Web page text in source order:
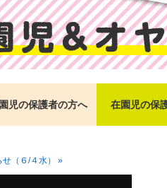
児の保護者の方へ 在園児の保
（６/４水） »